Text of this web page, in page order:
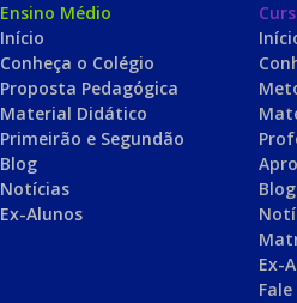
Ensino Médio
Início
Conheça o Colégio
Proposta Pedagógica
Material Didático
Primeirão e Segundão
Blog
Notícias
Ex-Alunos
Blog
Ex-